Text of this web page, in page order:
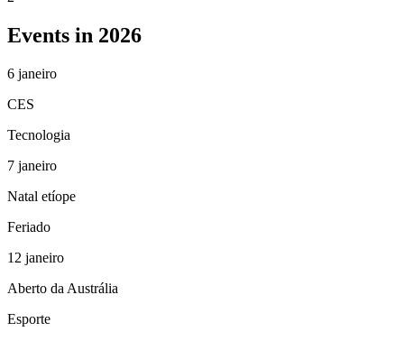
Events in 2026
6 janeiro
CES
Tecnologia
7 janeiro
Natal etíope
Feriado
12 janeiro
Aberto da Austrália
Esporte